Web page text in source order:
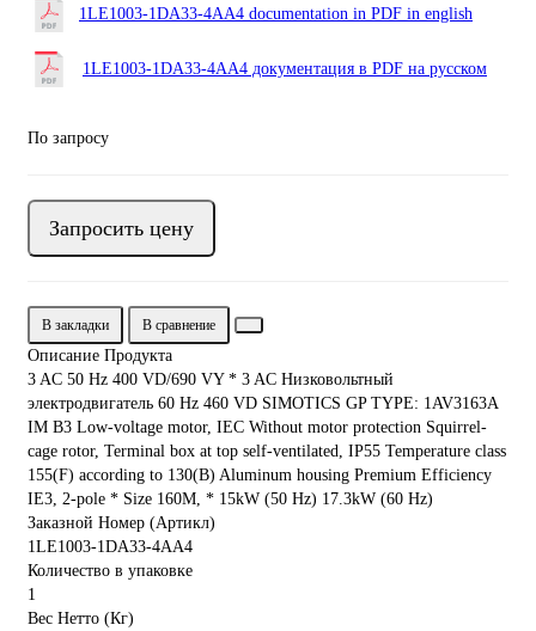
1LE1003-1DA33-4AA4 documentation in PDF in english
1LE1003-1DA33-4AA4 документация в PDF на русском
По запросу
Запросить цену
В закладки В сравнение
Описание Продукта
3 AC 50 Hz 400 VD/690 VY * 3 AC Низковольтный
электродвигатель 60 Hz 460 VD SIMOTICS GP TYPE: 1AV3163A
IM B3 Low-voltage motor, IEC Without motor protection Squirrel-
cage rotor, Terminal box at top self-ventilated, IP55 Temperature class
155(F) according to 130(B) Aluminum housing Premium Efficiency
IE3, 2-pole * Size 160M, * 15kW (50 Hz) 17.3kW (60 Hz)
Заказной Номер (Артикл)
1LE1003-1DA33-4AA4
Количество в упаковке
1
Вес Нетто (Кг)